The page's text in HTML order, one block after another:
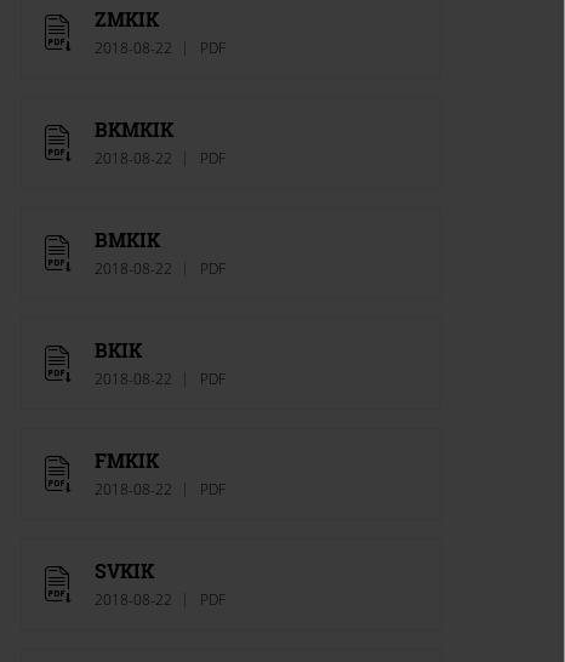
ZMKIK
2018-08-22 PDF
BKMKIK
2018-08-22 PDF
BMKIK
2018-08-22 PDF
BKIK
2018-08-22 PDF
FMKIK
2018-08-22 PDF
SVKIK
2018-08-22 PDF